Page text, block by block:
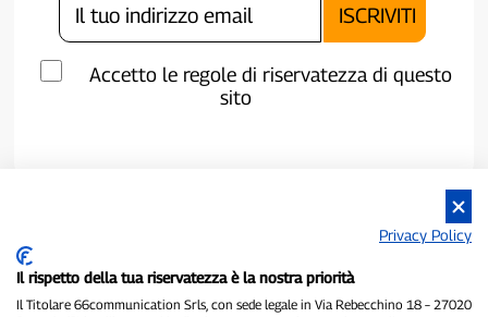
Accetto le regole di riservatezza di questo
sito
Privacy Policy
Il rispetto della tua riservatezza è la nostra priorità
Il Titolare 66communication Srls, con sede legale in Via Rebecchino 18 – 27020